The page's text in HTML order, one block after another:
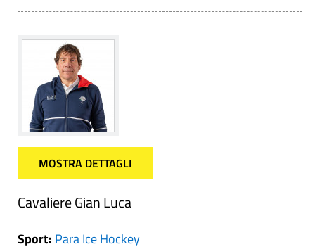
MOSTRA DETTAGLI
Cavaliere Gian Luca
Sport: Para Ice Hockey